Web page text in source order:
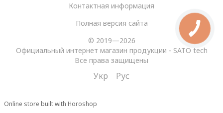
Контактная информация
Полная версия сайта
© 2019—2026
Официальный интернет магазин продукции - SATO tech
Все права защищены
Укр Рус
Online store built with Horoshop